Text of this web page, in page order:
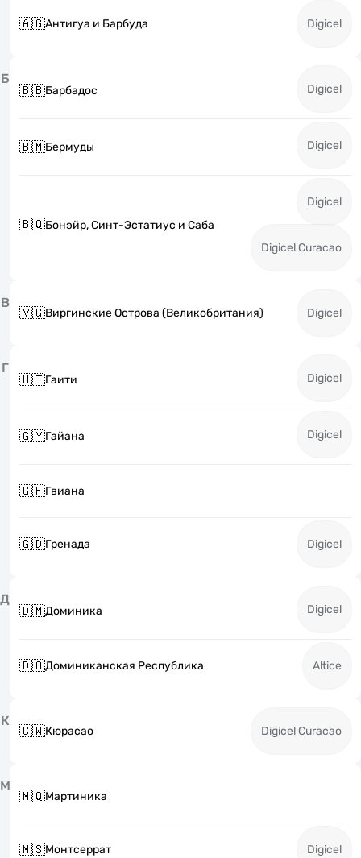
🇦🇬Антигуа и Барбуда Digicel
Б
🇧🇧Барбадос Digicel
🇧🇲Бермуды Digicel
🇧🇶Бонэйр, Синт-Эстатиус и Саба
Digicel
Digicel Curacao
В
🇻🇬Виргинские Острова (Великобритания) Digicel
Г
🇭🇹Гаити Digicel
🇬🇾Гайана Digicel
🇬🇫Гвиана
🇬🇩Гренада Digicel
Д
🇩🇲Доминика Digicel
🇩🇴Доминиканская Республика Altice
К
🇨🇼Кюрасао Digicel Curacao
М
🇲🇶Мартиника
🇲🇸Монтсеррат Digicel